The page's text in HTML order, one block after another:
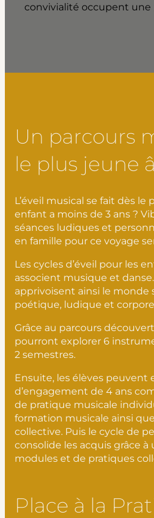
convivialité occupent une
Un parcours
le plus jeune
L’éveil musical se fait dès le
enfant a moins de 3 ans ?
séances ludiques et
en famille pour ce voyage
Les cycles d’éveil pour les
associent musique et
apprivoisent ainsi le monde
poétique, ludique et
Grâce au parcours
pourront explorer 6
2 semestres.
Ensuite, les élèves peuvent
d’engagement de 4 ans
de pratique musicale
formation musicale ainsi
collective. Puis le cycle de
consolide les acquis grâce à
modules et de pratiques
Place à la